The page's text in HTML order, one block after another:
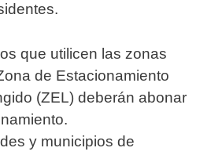
que utilicen las zonas
de Estacionamiento
(ZEL) deberán abonar
y municipios de